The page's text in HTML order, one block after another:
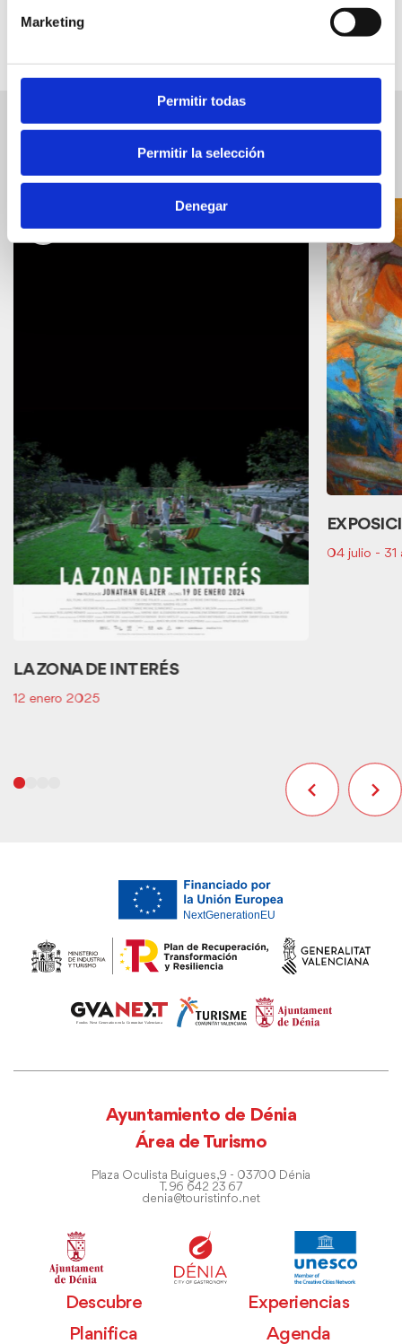
Marketing
Permitir todas
Permitir la selección
Denegar
Eventos relacionados
Eventos
LA ZONA DE INTERÉS
12 enero 2025
04 julio -
Ayuntamiento de Dénia
Área de Turismo
Plaza Oculista Buigues, 9 - 03700 Dénia
T. 96 642 23 67
denia@touristinfo.net
Descubre
Experiencias
Planifica
Agenda